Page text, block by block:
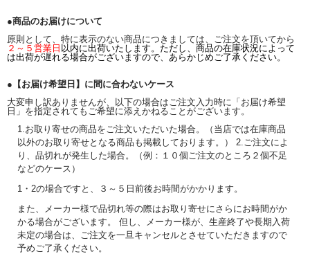
●商品のお届けについて
原則として、特に表示のない商品につきましては、ご注文を頂いてから
２～５営業日 以内に出荷いたします。ただし、商品の在庫状況によって
は出荷が遅れる場合がございますので、あらかじめご了承ください。
●【お届け希望日】に間に合わないケース
大変申し訳ありませんが、以下の場合はご注文入力時に「お届け希望
日」を指定されてもご希望に添えかねることがございます。
1.お取り寄せの商品をご注文いただいた場合。（当店では在庫商品
以外のお取り寄せとなる商品も掲載しております。） 2.ご注文によ
り、品切れが発生した場合。（例：１０個ご注文のところ２個不足
などのケース）
1・2の場合ですと、３～５日前後お時間がかかります。
また、メーカー様で品切れ等の際はお取り寄せにさらにお時間がか
かる場合がございます。 但し、メーカー様が、生産終了や長期入荷
未定の場合は、ご注文を一旦キャンセルとさせていただきますので
予めご了承ください。